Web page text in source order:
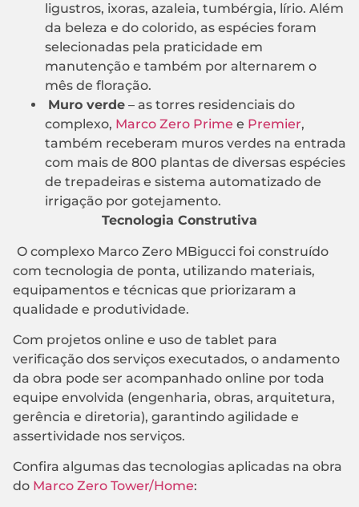
ligustros, ixoras, azaleia, tumbérgia, lírio. Além
da beleza e do colorido, as espécies foram
selecionadas pela praticidade em
manutenção e também por alternarem o
mês de floração.
Muro verde – as torres residenciais do
complexo, Marco Zero Prime e Premier,
também receberam muros verdes na entrada
com mais de 800 plantas de diversas espécies
de trepadeiras e sistema automatizado de
irrigação por gotejamento.
Tecnologia Construtiva
O complexo Marco Zero MBigucci foi construído
com tecnologia de ponta, utilizando materiais,
equipamentos e técnicas que priorizaram a
qualidade e produtividade.
Com projetos online e uso de tablet para
verificação dos serviços executados, o andamento
da obra pode ser acompanhado online por toda
equipe envolvida (engenharia, obras, arquitetura,
gerência e diretoria), garantindo agilidade e
assertividade nos serviços.
Confira algumas das tecnologias aplicadas na obra
do Marco Zero Tower/Home: